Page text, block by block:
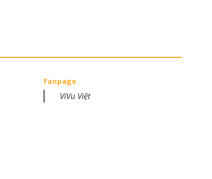
Fanpage
ViVu Việt